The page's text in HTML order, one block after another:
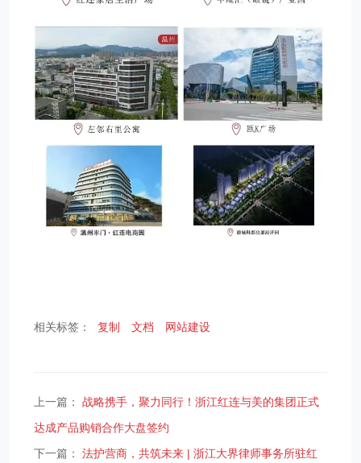
相关标签： 复制 文档 网站建设
上一篇：
战略携手，聚力同行！浙江红连与美的集团正式
达成产品购销合作大盘签约
下一篇：
法护营商，共筑未来 | 浙江大界律师事务所驻红